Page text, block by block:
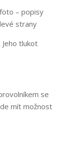
– popisy
strany
tlukot
se
mít možnost